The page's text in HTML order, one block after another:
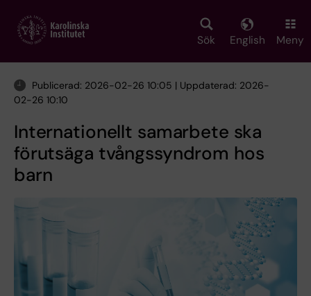
main
Sök English Meny
Publicerad: 2026-02-26 10:05 | Uppdaterad: 2026-
02-26 10:10
Internationellt samarbete ska
förutsäga tvångssyndrom hos
barn